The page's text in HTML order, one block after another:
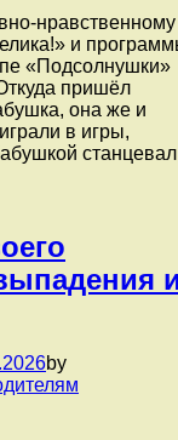
нравственному
и
«Подсолнушки»
пришёл
она же и
в игры,
by